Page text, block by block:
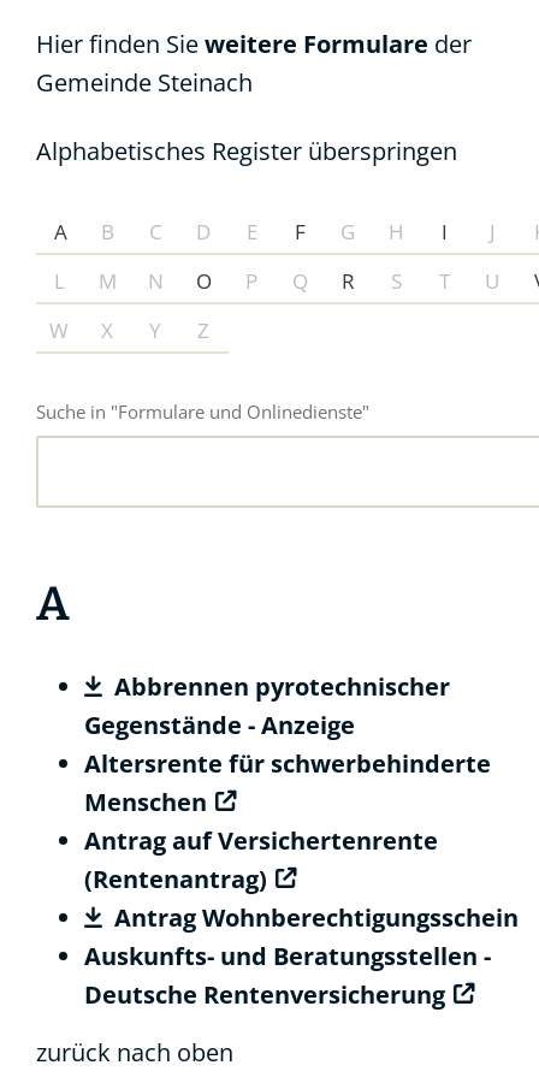
Hier finden Sieweitere Formulare der
Gemeinde Steinach
Alphabetisches Register überspringen
A B C D E F G H I J
L
M N O P Q R S T U
W
X Y Z
Suche in "Formulare und Onlinedienste"
A
Abbrennen pyrotechnischer
Gegenstände - Anzeige
Altersrente für schwerbehinderte
Menschen
Antrag auf Versichertenrente
(Rentenantrag)
Antrag Wohnberechtigungsschein
Auskunfts- und Beratungsstellen -
Deutsche Rentenversicherung
zurück nach oben